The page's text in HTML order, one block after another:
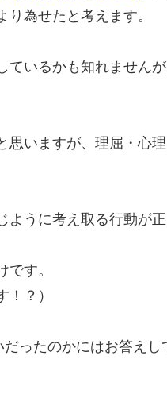
為せたと考えます。
ているかも知れません
思いますが、理屈・心
うに考え取る行動が
す。
！？）
ったのかにはお答え